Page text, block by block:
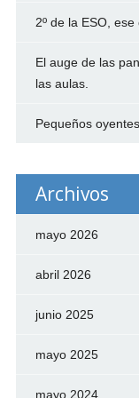
2º de la ESO,
El auge de las
las aulas.
Pequeños
Archivos
mayo 2026
abril 2026
junio 2025
mayo 2025
mayo 2024